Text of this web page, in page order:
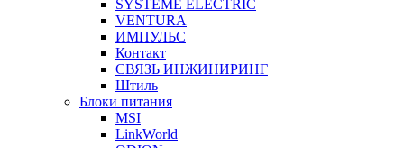
SYSTEME ELECTRIC
VENTURA
ИМПУЛЬС
Контакт
СВЯЗЬ ИНЖИНИРИНГ
Штиль
Блоки питания
MSI
LinkWorld